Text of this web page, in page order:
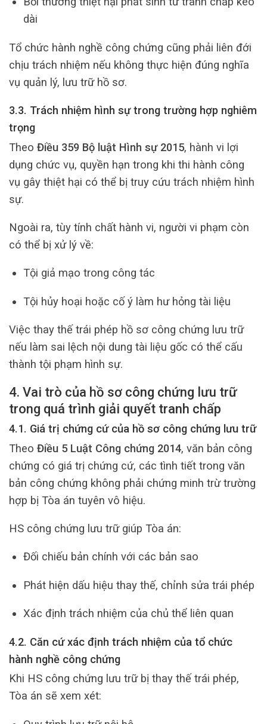
dài
Tổ chức hành nghề công chứng cũng phải liên đới
chịu trách nhiệm nếu không thực hiện đúng nghĩa
vụ quản lý, lưu trữ hồ sơ.
3.3. Trách nhiệm hình sự trong trường hợp nghiêm
trọng
Theo Điều 359 Bộ luật Hình sự 2015, hành vi lợi
dụng chức vụ, quyền hạn trong khi thi hành công
vụ gây thiệt hại có thể bị truy cứu trách nhiệm hình
sự.
Ngoài ra, tùy tính chất hành vi, người vi phạm còn
có thể bị xử lý về:
Tội giả mạo trong công tác
Tội hủy hoại hoặc cố ý làm hư hỏng tài liệu
Việc thay thế trái phép hồ sơ công chứng lưu trữ
nếu làm sai lệch nội dung tài liệu gốc có thể cấu
thành tội phạm hình sự.
4. Vai trò của hồ sơ công chứng lưu trữ
trong quá trình giải quyết tranh chấp
4.1. Giá trị chứng cứ của hồ sơ công chứng lưu trữ
Theo Điều 5 Luật Công chứng 2014, văn bản công
chứng có giá trị chứng cứ, các tình tiết trong văn
bản công chứng không phải chứng minh trừ trường
hợp bị Tòa án tuyên vô hiệu.
HS công chứng lưu trữ giúp Tòa án:
Đối chiếu bản chính với các bản sao
Phát hiện dấu hiệu thay thế, chỉnh sửa trái phép
Xác định trách nhiệm của chủ thể liên quan
4.2. Căn cứ xác định trách nhiệm của tổ chức
hành nghề công chứng
Khi HS công chứng lưu trữ bị thay thế trái phép,
Tòa án sẽ xem xét: